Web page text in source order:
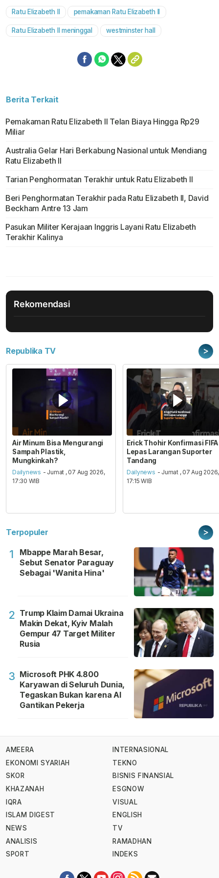
Ratu Elizabeth II pemakaman Ratu Elizabeth II
Ratu Elizabeth II meninggal westminster hall
Berita Terkait
Pemakaman Ratu Elizabeth II Telan Biaya Hingga Rp29
Miliar
Australia Gelar Hari Berkabung Nasional untuk Mendiang
Ratu Elizabeth II
Tarian Penghormatan Terakhir untuk Ratu Elizabeth II
Beri Penghormatan Terakhir pada Ratu Elizabeth II, David
Beckham Antre 13 Jam
Pasukan Militer Kerajaan Inggris Layani Ratu Elizabeth
Terakhir Kalinya
Rekomendasi
Republika TV >
Air Minum Bisa Mengurangi
Sampah Plastik,
Mungkinkah?
Dailynews - Jumat , 07 Aug 2026,
17:30 WIB
Erick Thohir Konfirmasi FIFA
Lepas Larangan Suporter
Tandang
Dailynews - Jumat , 07 Aug 2026,
17:15 WIB
Terpopuler >
1
Mbappe Marah Besar,
Sebut Senator Paraguay
Sebagai 'Wanita Hina'
2 Trump Klaim Damai Ukraina
Makin Dekat, Kyiv Malah
Gempur 47 Target Militer
Rusia
3 Microsoft PHK 4.800
Karyawan di Seluruh Dunia,
Tegaskan Bukan karena AI
Gantikan Pekerja
AMEERA
EKONOMI SYARIAH
SKOR
KHAZANAH
IQRA
ISLAM DIGEST
NEWS
ANALISIS
SPORT
INTERNASIONAL
TEKNO
BISNIS FINANSIAL
ESGNOW
VISUAL
ENGLISH
TV
RAMADHAN
INDEKS